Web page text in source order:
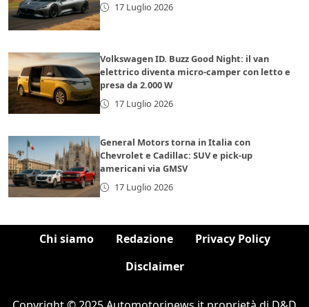
17 Luglio 2026
Volkswagen ID. Buzz Good Night: il van
elettrico diventa micro-camper con letto e
presa da 2.000 W
17 Luglio 2026
General Motors torna in Italia con
Chevrolet e Cadillac: SUV e pick-up
americani via GMSV
17 Luglio 2026
Chi siamo Redazione
Privacy Policy
Disclaimer